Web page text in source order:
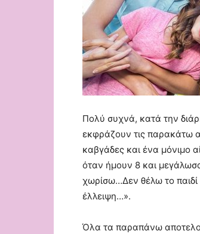
Πολύ συχνά, κατά την
εκφράζουν τις παρακάτω
καβγάδες και ένα μόνιμο
όταν ήμουν 8 και
χωρίσω…Δεν θέλω το παιδί
έλλειψη…».
Όλα τα παραπάνω